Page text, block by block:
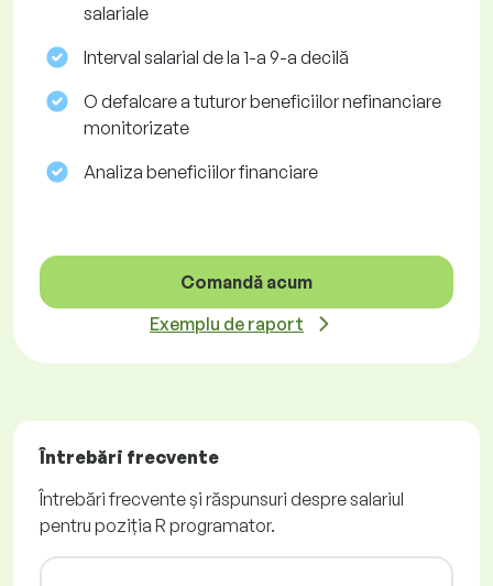
salariale
Interval salarial de la 1-a 9-a decilă
O defalcare a tuturor beneficiilor nefinanciare
monitorizate
Analiza beneficiilor financiare
Comandă acum
Exemplu de raport
Întrebări frecvente
Întrebări frecvente și răspunsuri despre salariul
pentru poziția R programator.